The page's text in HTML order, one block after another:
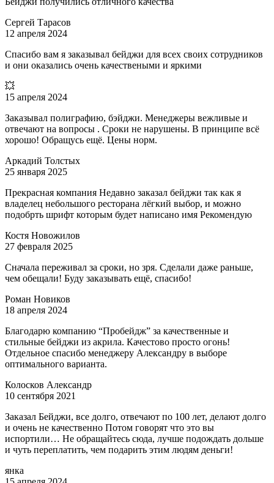
Сергей Тарасов
12 апреля 2024
Спасибо вам я заказывал бейджи для всех своих сотрудников
и они оказались очень качествеными и яркими
💥
15 апреля 2024
Заказывал полиграфию, бэйджи. Менеджеры вежливые и
отвечают на вопросы . Сроки не нарушены. В принципе всё
хорошо! Обращусь ещё. Цены норм.
Аркадий Толстых
25 января 2025
Прекрасная компания Недавно заказал бейджи так как я
владелец небольшого ресторана лёгкий выбор, и можно
подобрть шрифт которым будет написано имя Рекомендую
Костя Новожилов
27 февраля 2025
Сначала переживал за сроки, но зря. Сделали даже раньше,
чем обещали! Буду заказывать ещё, спасибо!
Роман Новиков
18 апреля 2024
Благодарю компанию “Пробейдж” за качественные и
стильные бейджи из акрила. Качестово просто огонь!
Отдельное спасибо менеджеру Александру в выборе
оптимального варианта.
Колосков Александр
10 сентября 2021
Заказал Бейджи, все долго, отвечают по 100 лет, делают долго
и очень не качественно Потом говорят что это вы
испортили… Не обращайтесь сюда, лучше подождать дольше
и чуть переплатить, чем подарить этим людям деньги!
янка